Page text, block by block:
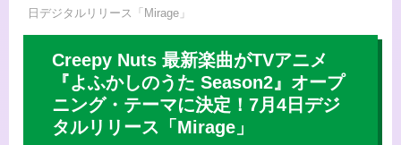
日デジタルリリース「Mirage」
Creepy Nuts 最新楽曲がTVアニメ
『よふかしのうた Season2』オープ
ニング・テーマに決定！7月4日デジ
タルリリース「Mirage」